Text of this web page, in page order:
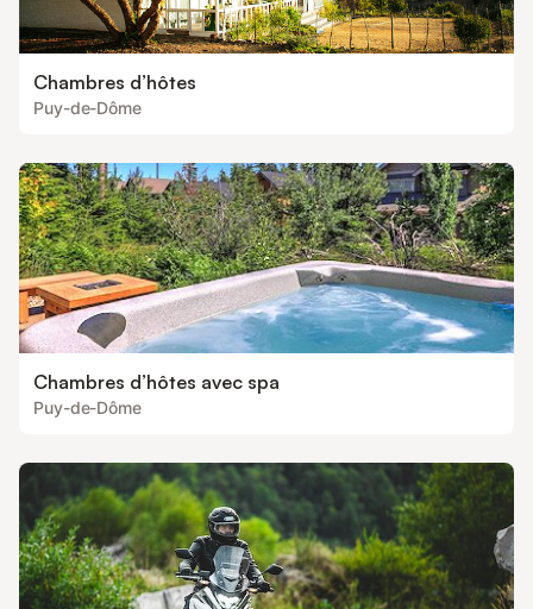
Chambres d’hôtes
Puy-de-Dôme
Chambres d’hôtes avec spa
Puy-de-Dôme